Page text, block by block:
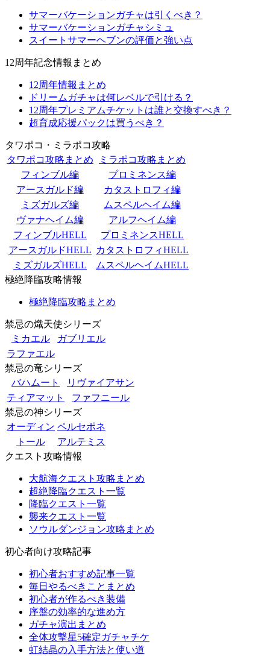
サマーバケーションガチャは引くべき？
サマーバケーションガチャシミュ
スイートサマーヘブンの評価と強い点
12周年記念情報まとめ
12周年情報まとめ
ドリームガチャは何レベルで引ける？
12周年プレミアムチケットは誰と交換すべき？
超育成応援パックは買うべき？
タワポコ・ミラポコ攻略
タワポコ攻略まとめ
ミラポコ攻略まとめ
フィンブル編
プロミネンス編
アースガルド編
カタストロフィ編
ミズガルズ編
ムスペルヘイム編
ヴァナヘイム編
アルフヘイム編
フィンブルHELL
プロミネンスHELL
アースガルドHELL カタストロフィHELL
ミズガルズHELL
ムスペルヘイムHELL
極絶降臨攻略情報
極絶降臨攻略まとめ
禁忌の熾天使シリーズ
ミカエル
ガブリエル
ラファエル
禁忌の竜シリーズ
バハムート
リヴァイアサン
ティアマット
ファフニール
禁忌の神シリーズ
オーディン ペルセポネ
トール
アルテミス
クエスト攻略情報
大航海クエスト攻略まとめ
超絶降臨クエスト一覧
降臨クエスト一覧
襲来クエスト一覧
ソウルダンジョン攻略まとめ
初心者向け攻略記事
初心者おすすめ記事一覧
毎日やるべきことまとめ
初心者が作るべき装備
序盤の効率的な進め方
ガチャ演出まとめ
全体攻撃星5確定ガチャチケ
虹結晶の入手方法と使い道